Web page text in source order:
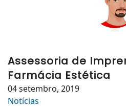
Assessoria de
Farmácia Estética
04 setembro, 2019
Notícias